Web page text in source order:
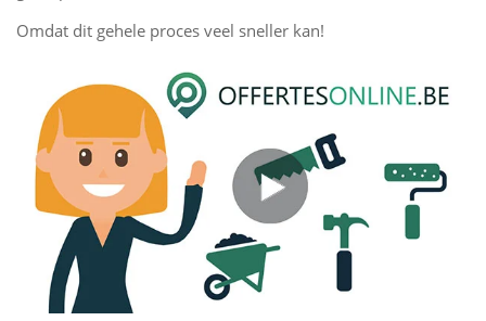
Omdat dit gehele proces veel sneller kan!